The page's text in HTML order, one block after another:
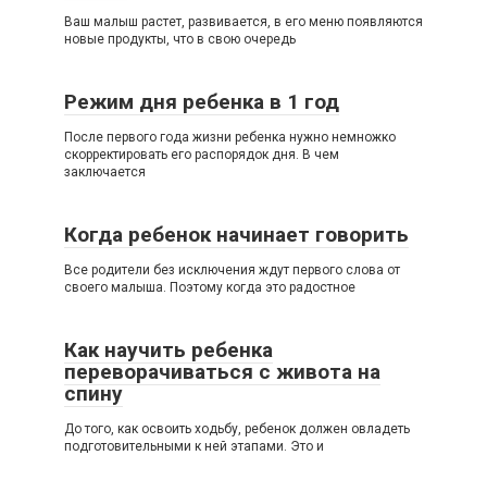
Ваш малыш растет, развивается, в его меню появляются
новые продукты, что в свою очередь
Режим дня ребенка в 1 год
После первого года жизни ребенка нужно немножко
скорректировать его распорядок дня. В чем
заключается
Когда ребенок начинает говорить
Все родители без исключения ждут первого слова от
своего малыша. Поэтому когда это радостное
Как научить ребенка
переворачиваться с живота на
спину
До того, как освоить ходьбу, ребенок должен овладеть
подготовительными к ней этапами. Это и